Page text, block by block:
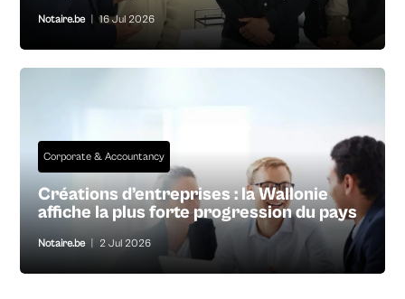
Notaire.be 16 Jul 2026
Corporate & Accountancy
Créations d’entreprises : la Wallonie
affiche la plus forte progression du pays
Notaire.be 2 Jul 2026